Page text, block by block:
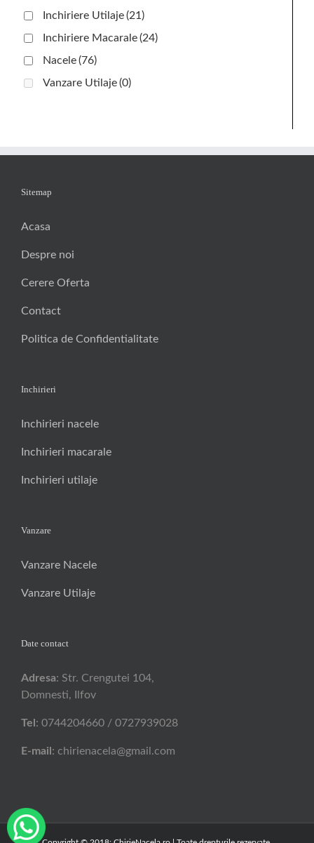
Inchiriere Utilaje(21)
Inchiriere Macarale(24)
Nacele(76)
Vanzare Utilaje(0)
Sitemap
Acasa
Despre noi
Cerere Oferta
Contact
Politica de Confidentialitate
Inchirieri
Inchirieri nacele
Inchirieri macarale
Inchirieri utilaje
Vanzare
Vanzare Nacele
Vanzare Utilaje
Date contact
Adresa: Str. Crengutei 104,
Domnesti, Ilfov
Tel : 0744204660 / 0727939028
E-mail : chirienacela@gmail.com